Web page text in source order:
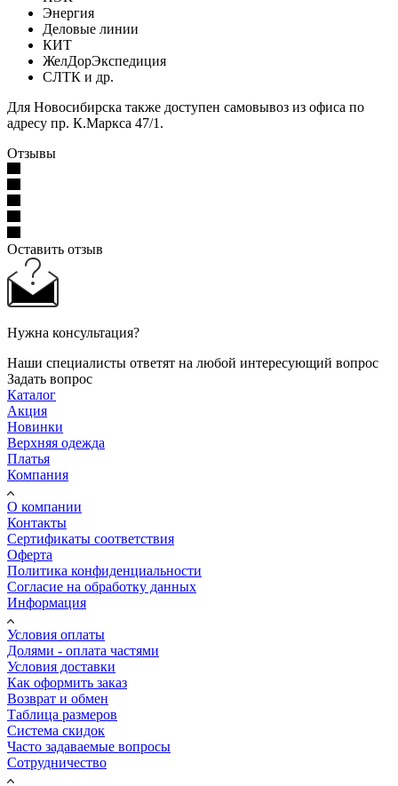
Энергия
Деловые линии
КИТ
ЖелДорЭкспедиция
СЛТК и др.
Для Новосибирска также доступен самовывоз из офиса по
адресу пр. К.Маркса 47/1.
Отзывы
Оставить отзыв
Нужна консультация?
Наши специалисты ответят на любой интересующий вопрос
Задать вопрос
Каталог
Акция
Новинки
Верхняя одежда
Платья
Компания
О компании
Контакты
Сертификаты соответствия
Оферта
Политика конфиденциальности
Согласие на обработку данных
Информация
Условия оплаты
Долями - оплата частями
Условия доставки
Как оформить заказ
Возврат и обмен
Таблица размеров
Система скидок
Часто задаваемые вопросы
Сотрудничество